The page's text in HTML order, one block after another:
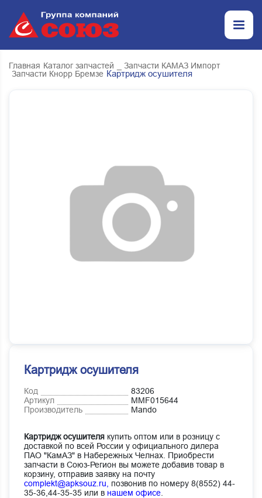
Главная Каталог запчастей
_ Запчасти КАМАЗ Импорт
Запчасти Кнорр Бремзе Картридж осушителя
Картридж осушителя
Код
83206
Артикул
MMF015644
Производитель
Mando
Картридж осушителя купить оптом или в розницу с
доставкой по всей России у официального дилера
ПАО "КамАЗ" в Набережных Челнах. Приобрести
запчасти в Союз-Регион вы можете добавив товар в
корзину, отправив заявку на почту
complekt@apksouz.ru,
позвонив по номеру 8(8552) 44-
35-36,44-35-35 или в нашем офисе